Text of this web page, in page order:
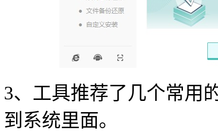
3、工具推荐了几个常用
到系统里面。